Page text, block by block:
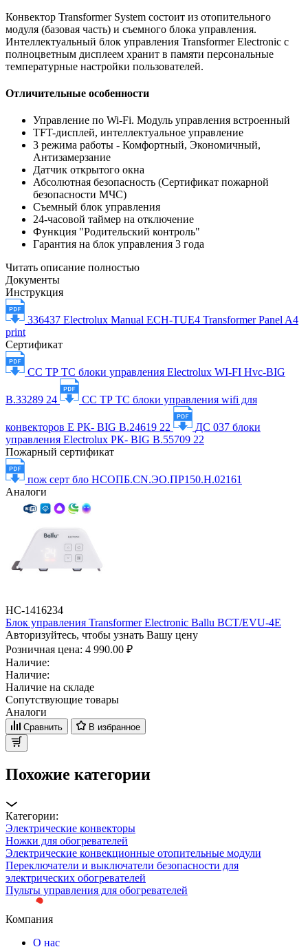
Конвектор Transformer System состоит из отопительного
модуля (базовая часть) и съемного блока управления.
Интеллектуальный блок управления Transformer Electronic с
полноцветным дисплеем хранит в памяти персональные
температурные настройки пользователей.
Отличительные особенности
Управление по Wi-Fi. Модуль управления встроенный
TFT-дисплей, интеллектуальное управление
3 режима работы - Комфортный, Экономичный,
Антизамерзание
Датчик открытого окна
Абсолютная безопасность (Сертификат пожарной
безопасности МЧС)
Съемный блок управления
24-часовой таймер на отключение
Функция "Родительский контроль"
Гарантия на блок управления 3 года
Читать описание полностью
Документы
Инструкция
336437 Electrolux Manual ECH-TUE4 Transformer Panel A4
print
Сертификат
СС ТР ТС блоки управления Electrolux WI-FI Hvc-BIG
В.33289 24 СС ТР ТС блоки управления wifi для
конвекторов Е РК- BIG В.24619 22
ДС 037 блоки
управления Electrolux РК- BIG В.55709 22
Пожарный сертификат
пож серт бло НСОПБ.CN.ЭО.ПР150.Н.02161
Аналоги
НС-1416234
Блок управления Transformer Electronic Ballu BCT/EVU-4E
Авторизуйтесь, чтобы узнать Вашу цену
Розничная цена: 4 990.00 ₽
Наличие:
Наличие:
Наличие на складе
Сопутствующие товары
Аналоги
Сравнить В избранное
Похожие категории
Категории:
Электрические конвекторы
Ножки для обогревателей
Электрические конвекционные отопительные модули
Переключатели и выключатели безопасности для
электрических обогревателей
Пульты управления для обогревателей
Компания
О нас